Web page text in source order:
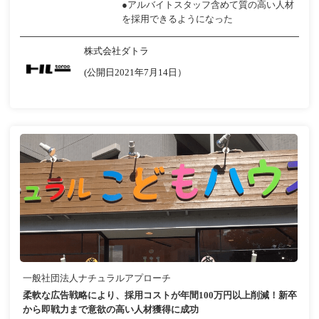
●アルバイトスタッフ含めて質の高い人材
を採用できるようになった
株式会社ダトラ
(公開日2021年7月14日）
一般社団法人ナチュラルアプローチ
柔軟な広告戦略により、採用コストが年間100万円以上削減！新卒
から即戦力まで意欲の高い人材獲得に成功